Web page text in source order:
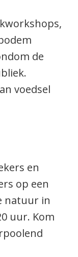
de
voedsel
en
op een
natuur in
uur. Kom